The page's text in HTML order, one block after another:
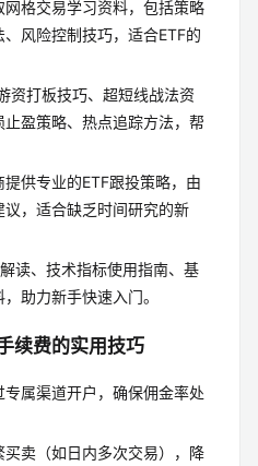
网格交易学习资料，包括策略
风险控制技巧，适合ETF的
资打板技巧、超短线战法资
盈策略、热点追踪方法，帮
提供专业的ETF跟投策略，由
，适合缺乏时间研究的新
读、技术指标使用指南、基
助力新手快速入门。
续费的实用技巧
专属渠道开户，确保佣金率处
买卖（如日内多次交易），降